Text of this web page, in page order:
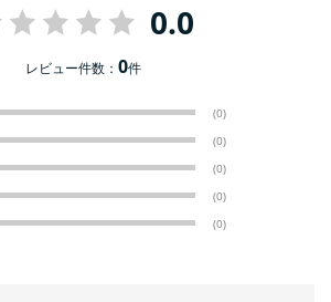
0.0
レビュー件数：0件
(0)
(0)
(0)
(0)
(0)